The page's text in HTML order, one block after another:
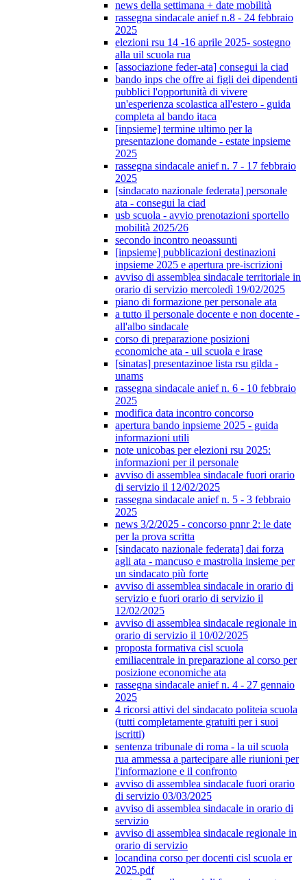
news della settimana + date mobilità
rassegna sindacale anief n.8 - 24 febbraio
2025
elezioni rsu 14 -16 aprile 2025- sostegno
alla uil scuola rua
[associazione feder-ata] consegui la ciad
bando inps che offre ai figli dei dipendenti
pubblici l'opportunità di vivere
un'esperienza scolastica all'estero - guida
completa al bando itaca
[inpsieme] termine ultimo per la
presentazione domande - estate inpsieme
2025
rassegna sindacale anief n. 7 - 17 febbraio
2025
[sindacato nazionale federata] personale
ata - consegui la ciad
usb scuola - avvio prenotazioni sportello
mobilità 2025/26
secondo incontro neoassunti
[inpsieme] pubblicazioni destinazioni
inpsieme 2025 e apertura pre-iscrizioni
avviso di assemblea sindacale territoriale in
orario di servizio mercoledì 19/02/2025
piano di formazione per personale ata
a tutto il personale docente e non docente -
all'albo sindacale
corso di preparazione posizioni
economiche ata - uil scuola e irase
[sinatas] presentazinoe lista rsu gilda -
unams
rassegna sindacale anief n. 6 - 10 febbraio
2025
modifica data incontro concorso
apertura bando inpsieme 2025 - guida
informazioni utili
note unicobas per elezioni rsu 2025:
informazioni per il personale
avviso di assemblea sindacale fuori orario
di servizio il 12/02/2025
rassegna sindacale anief n. 5 - 3 febbraio
2025
news 3/2/2025 - concorso pnnr 2: le date
per la prova scritta
[sindacato nazionale federata] dai forza
agli ata - mancuso e mastrolia insieme per
un sindacato più forte
avviso di assemblea sindacale in orario di
servizio e fuori orario di servizio il
12/02/2025
avviso di assemblea sindacale regionale in
orario di servizio il 10/02/2025
proposta formativa cisl scuola
emiliacentrale in preparazione al corso per
posizione economiche ata
rassegna sindacale anief n. 4 - 27 gennaio
2025
4 ricorsi attivi del sindacato politeia scuola
(tutti completamente gratuiti per i suoi
iscritti)
sentenza tribunale di roma - la uil scuola
rua ammessa a partecipare alle riunioni per
l'informazione e il confronto
avviso di assemblea sindacale fuori orario
di servizio 03/03/2025
avviso di assemblea sindacale in orario di
servizio
avviso di assemblea sindacale regionale in
orario di servizio
locandina corso per docenti cisl scuola er
2025.pdf